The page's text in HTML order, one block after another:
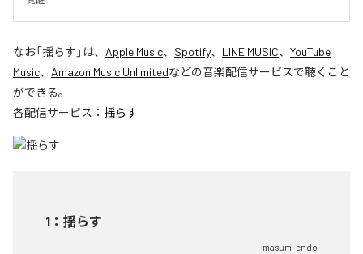
なお「揺らす 」は、 Apple Music、 Spotify、 LINE MUSIC、 YouTube
Music、 Amazon Music Unlimitedなどの音楽配信サービスで聴くこと
ができる。
各配信サービス： 揺らす
1 ： 揺らす
masumi endo